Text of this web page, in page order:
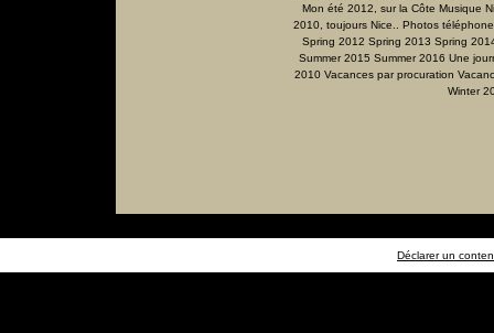
Mon été 2012, sur la Côte Musique
2010, toujours Nice.. Photos téléphone
Spring 2012 Spring 2013 Spring
Summer 2015 Summer 2016 Une
2010 Vacances par procuration
Winter
Déclarer un